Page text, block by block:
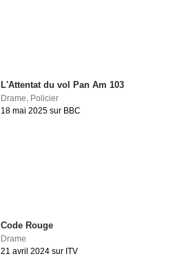
L'Attentat du vol Pan Am 103
Drame, Policier
18 mai 2025 sur BBC
Code Rouge
Drame
21 avril 2024 sur ITV